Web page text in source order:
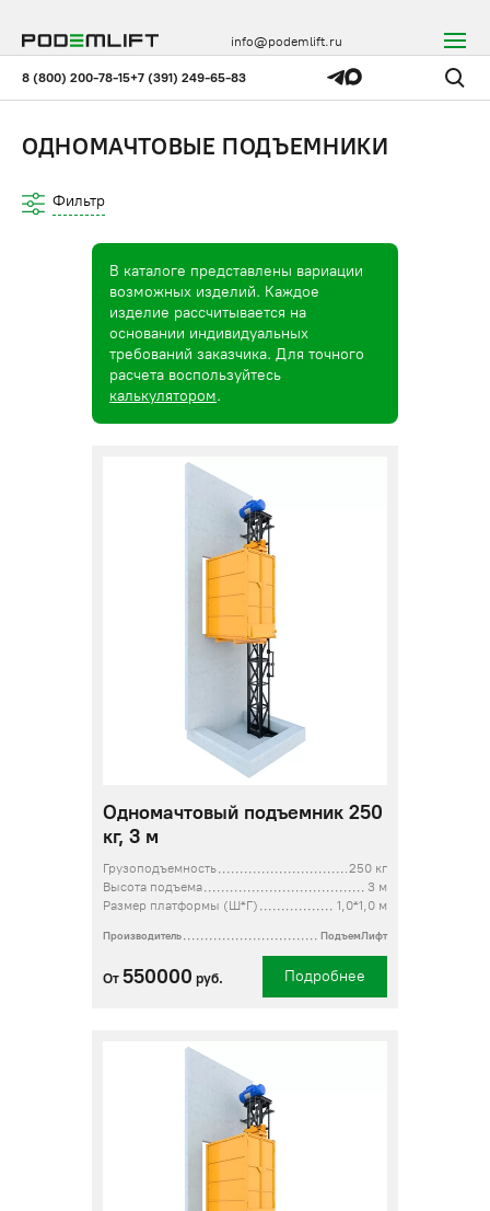
8 (800) 200-78-15+7 (391) 249-65-83
info@podemlift.ru
ОДНОМАЧТОВЫЕ ПОДЪЕМНИКИ
Фильтр
В каталоге представлены вариации
возможных изделий. Каждое
изделие рассчитывается на
основании индивидуальных
требований заказчика. Для точного
расчета воспользуйтесь
калькулятором.
Одномачтовый подъемник 250
кг, 3 м
Грузоподъемность
250 кг
Высота подъема
3 м
Размер платформы (Ш*Г)
1,0*1,0 м
Производитель ПодъемЛифт
От 550000 руб. Подробнее